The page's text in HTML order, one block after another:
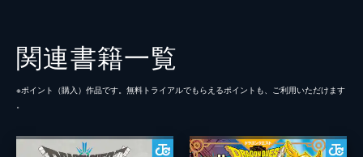
関連書籍一覧
※ポイント（購⼊）作品です。無料トライアルでもらえるポイントも、ご利⽤いただけます
。